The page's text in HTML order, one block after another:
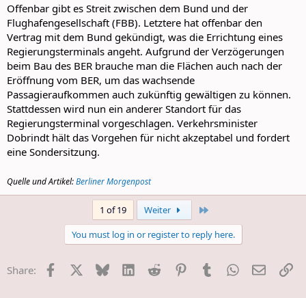
Offenbar gibt es Streit zwischen dem Bund und der
Flughafengesellschaft (FBB). Letztere hat offenbar den
Vertrag mit dem Bund gekündigt, was die Errichtung eines
Regierungsterminals angeht. Aufgrund der Verzögerungen
beim Bau des BER brauche man die Flächen auch nach der
Eröffnung vom BER, um das wachsende
Passagieraufkommen auch zukünftig gewältigen zu können.
Stattdessen wird nun ein anderer Standort für das
Regierungsterminal vorgeschlagen. Verkehrsminister
Dobrindt hält das Vorgehen für nicht akzeptabel und fordert
eine Sondersitzung.
Quelle und Artikel:Berliner Morgenpost
1 of 19 Weiter
You must log in or register to reply here.
Share: Facebook Bluesky LinkedInReddit PinterestTumblrWhatsApp
E-Mail